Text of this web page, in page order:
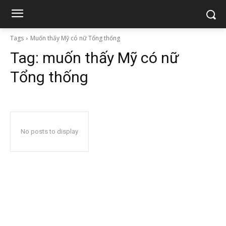
Tags Muốn thấy Mỹ có nữ Tổng thống
Tag: muốn thấy Mỹ có nữ
Tổng thống
No posts to display